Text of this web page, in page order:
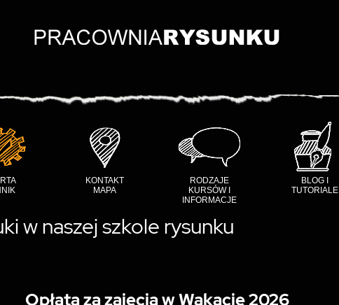
KONTAKT
MAPA
RODZAJE
KURSÓW I
INFORMACJE
BLOG I
TUTORIALE
w naszej szkole rysunku
Opłata za zajęcia w Wakacje 2026